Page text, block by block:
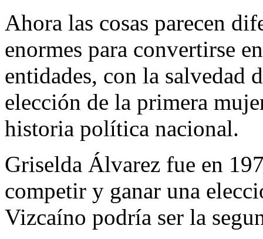
Ahora las cosas parecen
enormes para convertirse
entidades, con la salvedad
elección de la primera
historia política nacional.
Griselda Álvarez fue en
competir y ganar una
Vizcaíno podría ser la